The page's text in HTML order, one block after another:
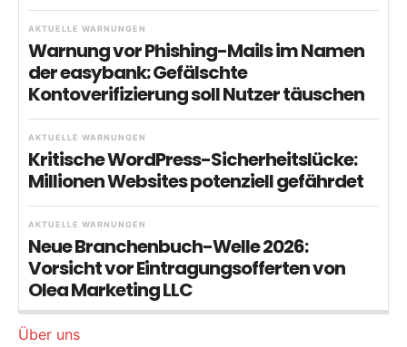
AKTUELLE WARNUNGEN
Warnung vor Phishing-Mails im Namen
der easybank: Gefälschte
Kontoverifizierung soll Nutzer täuschen
AKTUELLE WARNUNGEN
Kritische WordPress-Sicherheitslücke:
Millionen Websites potenziell gefährdet
AKTUELLE WARNUNGEN
Neue Branchenbuch-Welle 2026:
Vorsicht vor Eintragungsofferten von
Olea Marketing LLC
Über uns